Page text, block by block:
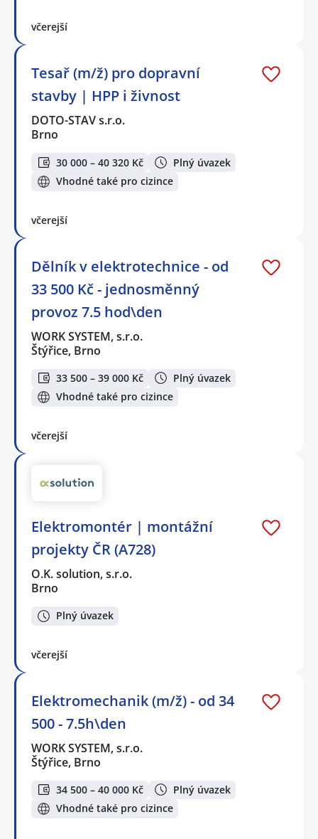
včerejší
Tesař (m/ž) pro dopravní
stavby | HPP i živnost
DOTO-STAV s.r.o.
Brno
30 000 – 40 320 Kč
Plný úvazek
Vhodné také pro cizince
včerejší
Dělník v elektrotechnice - od
33 500 Kč - jednosměnný
provoz 7.5 hod\den
WORK SYSTEM, s.r.o.
Štýřice, Brno
33 500 – 39 000 Kč
Plný úvazek
Vhodné také pro cizince
včerejší
Elektromontér | montážní
projekty ČR (A728)
O.K. solution, s.r.o.
Brno
Plný úvazek
včerejší
Elektromechanik (m/ž) - od 34
500 - 7.5h\den
WORK SYSTEM, s.r.o.
Štýřice, Brno
34 500 – 40 000 Kč
Plný úvazek
Vhodné také pro cizince